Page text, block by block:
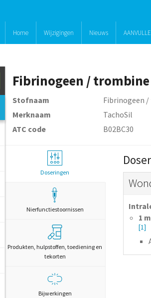
Home Wijzigingen Nieuws
Fibrinogeen /
Stofnaam
Fibrinogeen
Merknaam
TachoSil
ATC code
B02BC30
Doseringen
Nierfunctiestoornissen
Produkten, hulpstoffen, toediening en
tekorten
Bijwerkingen
1
[1]